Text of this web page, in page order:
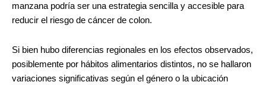
manzana podría ser una estrategia sencilla y accesible para
reducir el riesgo de cáncer de colon.
Si bien hubo diferencias regionales en los efectos observados,
posiblemente por hábitos alimentarios distintos, no se hallaron
variaciones significativas según el género o la ubicación